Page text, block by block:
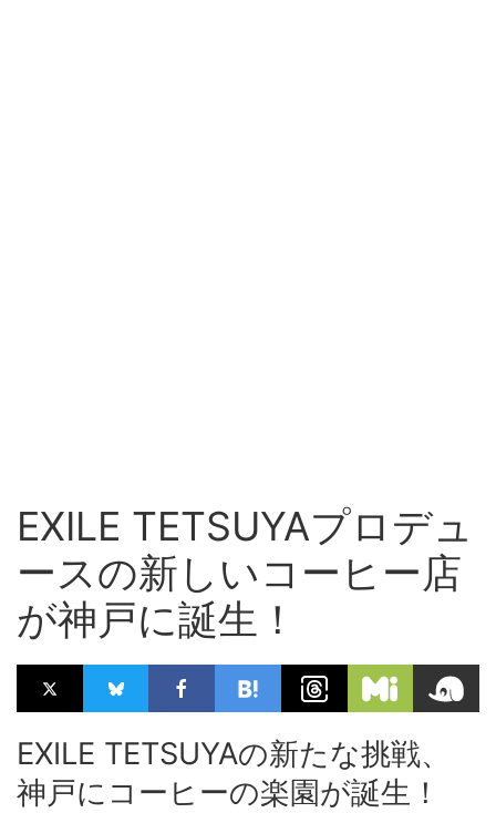
EXILE TETSUYAプロデュ
ースの新しいコーヒー店
が神戸に誕生！
EXILE TETSUYAの新たな挑戦、
神戸にコーヒーの楽園が誕生！